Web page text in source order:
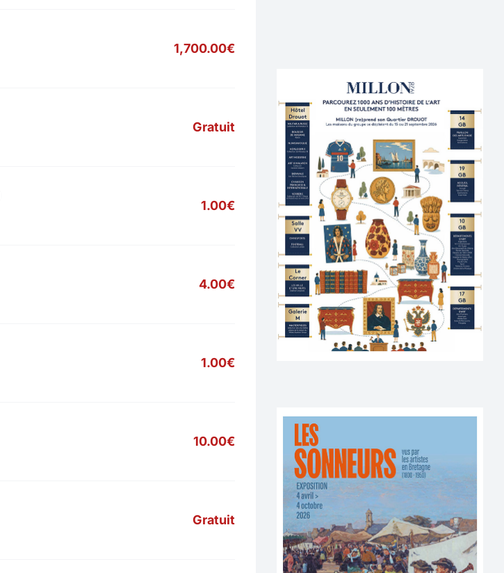
1,700.00€
Gratuit
1.00€
4.00€
1.00€
10.00€
Gratuit